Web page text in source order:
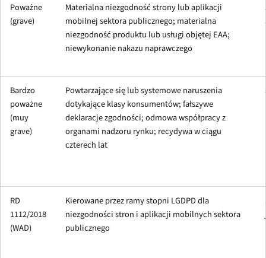
Poważne
(grave)
Materialna niezgodność strony lub aplikacji
mobilnej sektora publicznego; materialna
niezgodność produktu lub usługi objętej EAA;
niewykonanie nakazu naprawczego
Bardzo
poważne
(muy
grave)
Powtarzające się lub systemowe naruszenia
dotykające klasy konsumentów; fałszywe
deklaracje zgodności; odmowa współpracy z
organami nadzoru rynku; recydywa w ciągu
czterech lat
RD
1112/2018
(WAD)
Kierowane przez ramy stopni LGDPD dla
niezgodności stron i aplikacji mobilnych sektora
publicznego